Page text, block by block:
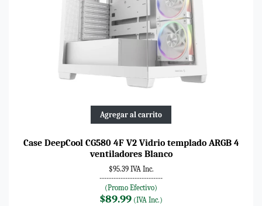
Agregar al carrito
Case DeepCool CG580 4F V2 Vidrio templado ARGB 4
ventiladores Blanco
$95.39 IVA Inc.
---------------------------
(Promo Efectivo)
$89.99 (IVA Inc.)